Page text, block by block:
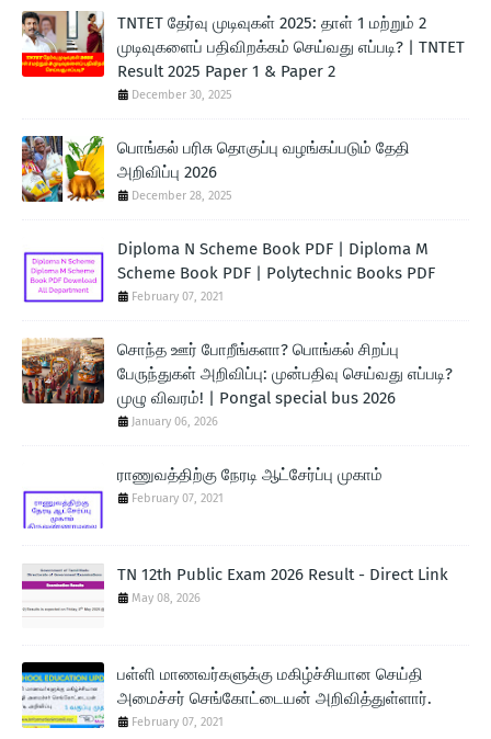
TNTET தேர்வு முடிவுகள் 2025: தாள் 1 மற்றும் 2
முடிவுகளைப் பதிவிறக்கம் செய்வது எப்படி? | TNTET
Result 2025 Paper 1 & Paper 2
December 30, 2025
பொங்கல் பரிசு தொகுப்பு வழங்கப்படும் தேதி
அறிவிப்பு 2026
December 28, 2025
Diploma N Scheme Book PDF | Diploma M
Scheme Book PDF | Polytechnic Books PDF
February 07, 2021
சொந்த ஊர் போறீங்களா? பொங்கல் சிறப்பு
பேருந்துகள் அறிவிப்பு: முன்பதிவு செய்வது எப்படி?
முழு விவரம்! | Pongal special bus 2026
January 06, 2026
ராணுவத்திற்கு நேரடி ஆட்சேர்ப்பு முகாம்
February 07, 2021
TN 12th Public Exam 2026 Result - Direct Link
May 08, 2026
பள்ளி மாணவர்களுக்கு மகிழ்ச்சியான செய்தி
அமைச்சர் செங்கோட்டையன் அறிவித்துள்ளார்.
February 07, 2021